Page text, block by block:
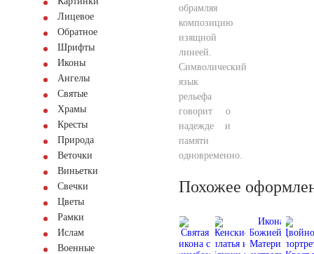
Лицевое
Обратное
Шрифты
Иконы
Ангелы
Святые
Храмы
Кресты
Природа
Веточки
Виньетки
Свечки
Цветы
Рамки
Ислам
Военные
обрамляя
композицию
изящной
линеей.
Символический
язык
рельефа
говорит о
надежде и
памяти
одновременно.
Похожее